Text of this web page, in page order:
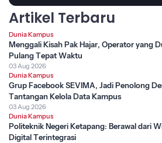
Artikel Terbaru
Dunia Kampus
Menggali Kisah Pak Hajar, Operator yang
Pulang Tepat Waktu
03 Aug 2026
Dunia Kampus
Grup Facebook SEVIMA, Jadi Penolong
Tantangan Kelola Data Kampus
03 Aug 2026
Dunia Kampus
Politeknik Negeri Ketapang: Berawal dari
Digital Terintegrasi